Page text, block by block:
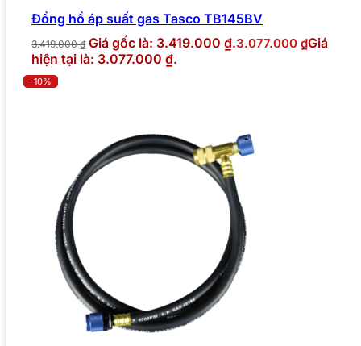
Đồng hồ áp suất gas Tasco TB145BV
3.419.000₫ Giá gốc là: 3.419.000 ₫.3.077.000 ₫Giá
hiện tại là: 3.077.000 ₫.
-10%